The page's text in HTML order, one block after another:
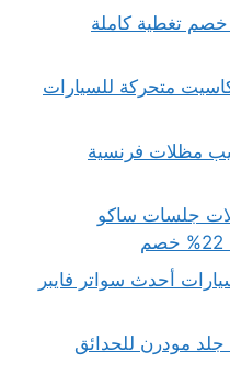
ممرات الرياض – 32% خصم تغطية كاملة
متحركة للسيارات
مظلات فرنسية
جلسات ساكو
أحدث سواتر فايبر
مودرن للحدائق